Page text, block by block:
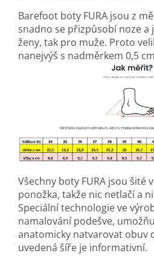
Barefoot boty FURA jsou z
snadno se přizpůsobí noze a
ženy, tak pro muže. Proto
nanejvýš s nadměrkem 0,5
Všechny boty FURA jsou šité
ponožka, takže nic netlačí a
Speciální technologie ve
namalování podešve,
anatomicky natvarovat obuv
uvedená šíře je informativní.